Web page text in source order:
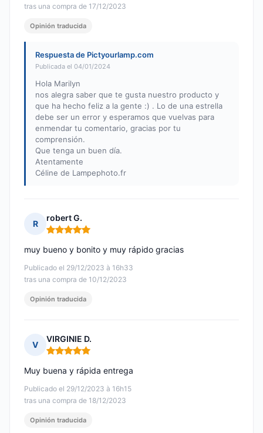
tras una compra de 17/12/2023
Opinión traducida
Respuesta de Pictyourlamp.com
Publicada el 04/01/2024
Hola Marilyn
nos alegra saber que te gusta nuestro producto y
que ha hecho feliz a la gente :) . Lo de una estrella
debe ser un error y esperamos que vuelvas para
enmendar tu comentario, gracias por tu
comprensión.
Que tenga un buen día.
Atentamente
Céline de Lampephoto.fr
R
robert G.
Nota: 5 de 5
Publicado el 29/12/2023 à 16h33
tras una compra de 10/12/2023
muy bueno y bonito y muy rápido gracias
Opinión traducida
V
VIRGINIE D.
Nota: 5 de 5
Publicado el 29/12/2023 à 16h15
tras una compra de 18/12/2023
Muy buena y rápida entrega
Opinión traducida